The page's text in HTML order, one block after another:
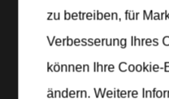
Schritt 1/7
Wasser, Butter,
aufkochen. Das Mehl
kräftig rühren, bis sich
zu betreiben, für
Verbesserung Ihres
können Ihre
ändern. Weitere